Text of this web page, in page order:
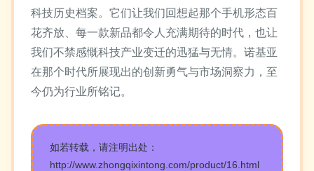
科技历史档案。它们让我们回想起那个手机形态百
花齐放、每一款新品都令人充满期待的时代，也让
我们不禁感慨科技产业变迁的迅猛与无情。诺基亚
在那个时代所展现出的创新勇气与市场洞察力，至
今仍为行业所铭记。
如若转载，请注明出处：
http://www.zhongqixintong.com/product/16.html